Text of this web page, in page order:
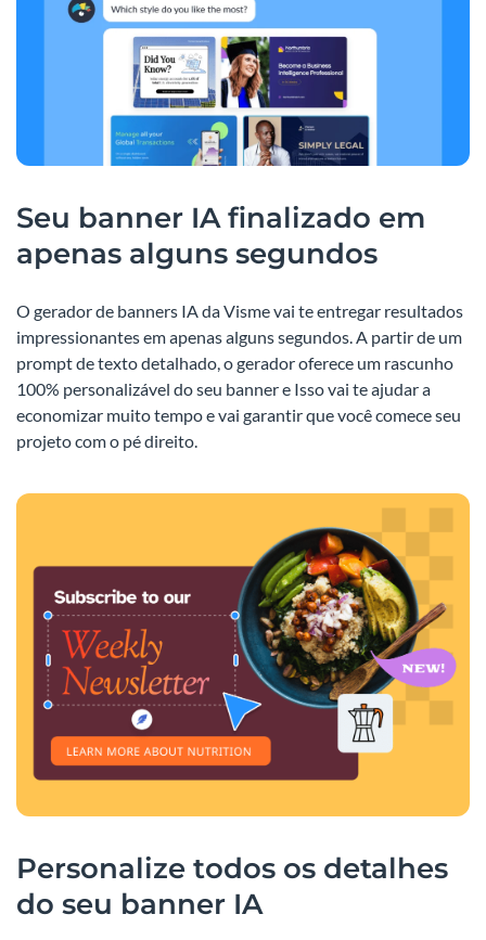
Seu banner IA finalizado em
apenas alguns segundos
O gerador de banners IA da Visme vai te entregar resultados
impressionantes em apenas alguns segundos. A partir de um
prompt de texto detalhado, o gerador oferece um rascunho
100% personalizável do seu banner e Isso vai te ajudar a
economizar muito tempo e vai garantir que você comece seu
projeto com o pé direito.
Personalize todos os detalhes
do seu banner IA